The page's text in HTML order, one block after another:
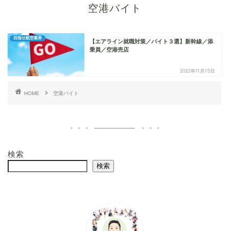
空港バイト
目指せ航空業界
【エアライン就職対策／バイト３選】新幹線／添
乗員／空港売店
2022年11月15日
HOME 空港バイト
検索
検索